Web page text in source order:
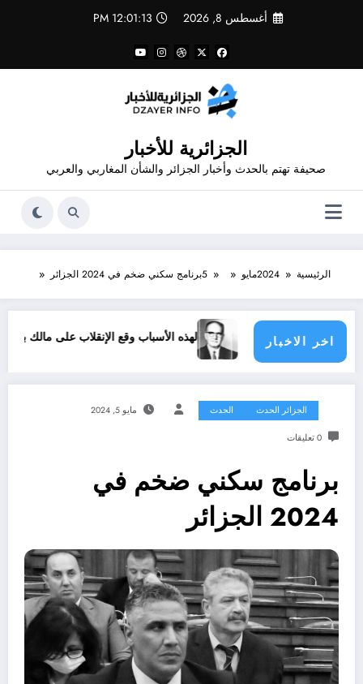
أغسطس 8, 2026 12:01:13 PM
الجزائرية للأخبار
صحيفة تهتم بالحدث وأخبار الجزائر والشأن المغاربي والعربي
الرئيسية 2024مايو 5برنامج سكني ضخم في 2024 الجزائر
اخر الاخبار
الرياضية لهذه الأسباب وقع الإنقلاب على مالك بن نبي
الجزائر الحدث الحدث مايو 5, 2024
0 تعليقات
برنامج سكني ضخم في
2024 الجزائر